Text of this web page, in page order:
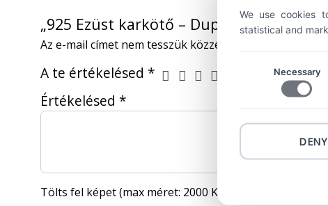
„925 Ezüst karkötő – Dupla gyűrű”
Az e-mail címet nem tesszük közzé.
A te értékelésed *
Értékelésed *
Tölts fel képet (max méret: 2000 KB, max kép: 5)
We use cookies
statistical and
Necessary
DENY